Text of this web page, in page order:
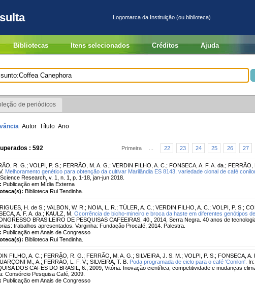
Logomarca da Instituição (ou biblioteca)
Bibliotecas Itens selecionados Créditos Ajuda
de periódicos
Autor Título Ano
: 592 Primeira 22 23 24 25 26 27
R. G. ; VOLPI, P. S. ; FERRÃO, M. A. G. ; VERDIN FILHO, A. C. ; FONSECA, A. F. A. da. ; FERRÃO,
Melhoramento genético para obtenção da cultivar Marilândia ES 8143, variedade clonal de café
Research, v. 1, n. 1, p. 1-18, jan-jun 2018.
Publicação em Mídia Externa
Biblioteca Rui Tendinha.
H. de S. ; VALBON, W. R. ; NOIA, L. R. ; TÚLER, A. C. ; VERDIN FILHO, A. C. ; VOLPI, P. S. ;
A. F. A. da. ; KAULZ, M. Ocorrência de bicho-mineiro e broca da haste em diferentes genótipos
BRASILEIRO DE PESQUISAS CAFEEIRAS, 40., 2014, Serra Negra. 40 anos de
trabalhos apresentados. Varginha: Fundação Procafé, 2014. Palestra.
Publicação em Anais de Congresso
Biblioteca Rui Tendinha.
FILHO, A. C. ; FERRÃO, R. G. ; FERRÃO, M. A. G. ; SILVEIRA, J. S. M. ; VOLPI, P. S. ; FONSECA, A.
M., A. ; FERRÃO, L. F. V.; SILVEIRA, T. B. Poda programada de ciclo para o café 'Conilon'.
DOS CAFÉS DO BRASIL, 6., 2009, Vitória. Inovação científica, competitividade e mudanças
Consórcio Pesquisa Café, 2009.
Publicação em Anais de Congresso